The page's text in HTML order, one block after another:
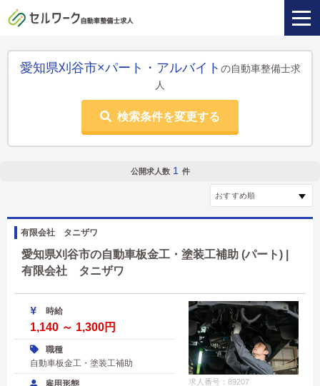
愛知県刈谷市×パート・アルバイト の自動車整備士求
人
検索条件を変更する
公開求人数 1 件
有限会社 タニザワ
愛知県刈谷市の自動車板金工・塗装工補助 (パート) |
有限会社 タニザワ
求人番号：89207
時給
1,140 ～ 1,300円
職種
自動車板金工・塗装工補助
雇用形態